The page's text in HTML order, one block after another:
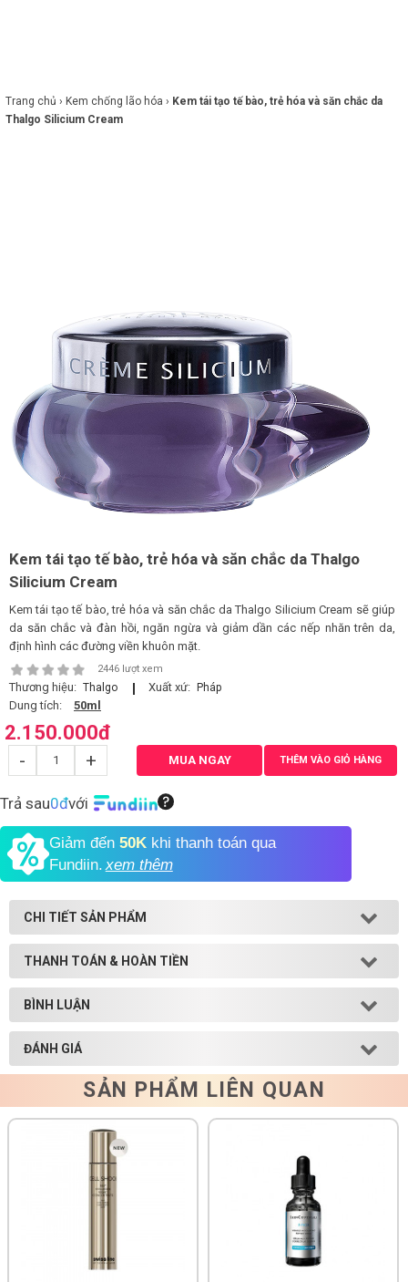
FEATURED BRAND
Shop All Brand A-
Z
Trang chủ › Kem chống lão hóa › Kem tái tạo tế bào, trẻ hóa và săn chắc da
Thalgo Silicium Cream
Kem tái tạo tế bào, trẻ hóa và săn chắc da Thalgo
Silicium Cream
Kem tái tạo tế bào, trẻ hóa và săn chắc da Thalgo Silicium Cream sẽ giúp
da săn chắc và đàn hồi, ngăn ngừa và giảm dần các nếp nhăn trên da,
định hình các đường viền khuôn mặt.
2446 lượt xem
Thương hiệu: Thalgo Xuất xứ: Pháp
Dung tích: 50ml
2.150.000đ
- + MUA NGAY THÊM VÀO GIỎ HÀNG
Trả sau0đvới
Giảm đến 50K khi thanh toán qua
Fundiin. xem thêm
CHI TIẾT SẢN PHẨM
THANH TOÁN & HOÀN TIỀN
BÌNH LUẬN
ĐÁNH GIÁ
SẢN PHẨM LIÊN QUAN